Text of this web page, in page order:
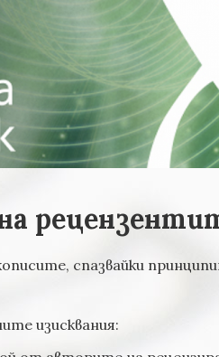
спазвайки
изисквания: